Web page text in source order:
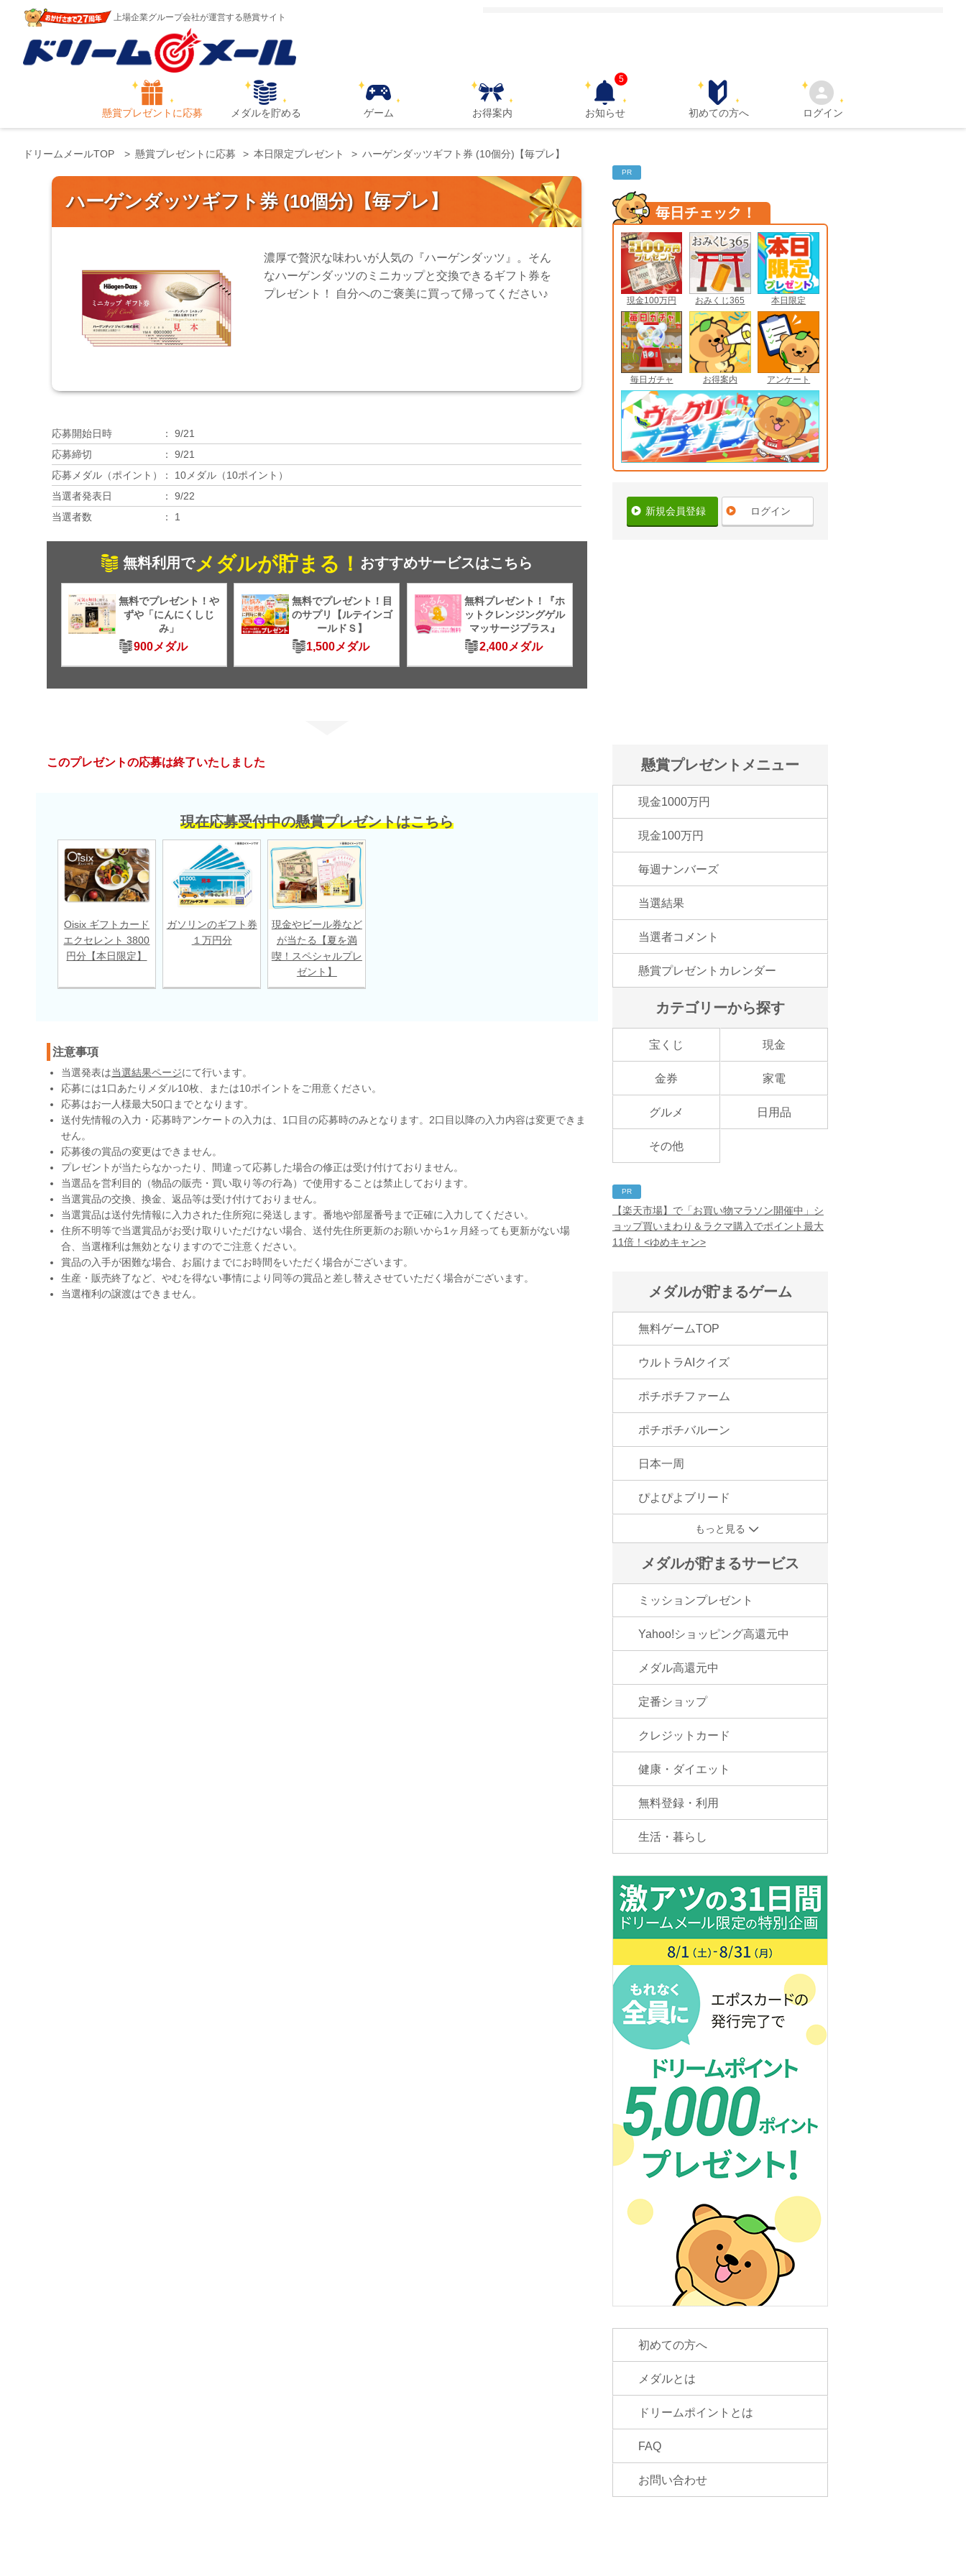
上場企業グループ会社が運営する懸賞サイト
懸賞プレゼントに応募 メダルを貯める ゲーム お得案内 お知らせ
5
初めての方へ ログイン
ドリームメールTOP 懸賞プレゼントに応募 本日限定プレゼント ハーゲンダッツギフト券 (10個分)【毎プレ】
ハーゲンダッツギフト券 (10個分)【毎プレ】
濃厚で贅沢な味わいが人気の『ハーゲンダッツ』。そん
なハーゲンダッツのミニカップと交換できるギフト券を
プレゼント！ 自分へのご褒美に買って帰ってください♪
応募開始日時
9/21
応募締切
9/21
応募メダル（ポイント）
10メダル（10ポイント）
当選者発表日
9/22
当選者数
1
無料利用でメダルが貯まる！ おすすめサービスはこちら
無料でプレゼント！や
ずや「にんにくしじ
み」
900メダル
無料でプレゼント！目
のサプリ【ルテインゴ
ールドＳ】
1,500メダル
無料プレゼント！『ホ
ットクレンジングゲル
マッサージプラス』
2,400メダル
このプレゼントの応募は終了いたしました
現在応募受付中の懸賞プレゼントはこちら
Oisix ギフトカード
エクセレント 3800
円分【本日限定】
ガソリンのギフト券
１万円分
現金やビール券など
が当たる【夏を満
喫！スペシャルプレ
ゼント】
注意事項
当選発表は当選結果ページにて行います。
応募には1口あたりメダル10枚、または10ポイントをご用意ください。
応募はお一人様最大50口までとなります。
送付先情報の入力・応募時アンケートの入力は、1口目の応募時のみとなります。2口目以降の入力内容は変更できま
せん。
応募後の賞品の変更はできません。
プレゼントが当たらなかったり、間違って応募した場合の修正は受け付けておりません。
当選品を営利目的（物品の販売・買い取り等の行為）で使用することは禁止しております。
当選賞品の交換、換金、返品等は受け付けておりません。
当選賞品は送付先情報に入力された住所宛に発送します。番地や部屋番号まで正確に入力してください。
住所不明等で当選賞品がお受け取りいただけない場合、送付先住所更新のお願いから1ヶ月経っても更新がない場
合、当選権利は無効となりますのでご注意ください。
賞品の入手が困難な場合、お届けまでにお時間をいただく場合がございます。
生産・販売終了など、やむを得ない事情により同等の賞品と差し替えさせていただく場合がございます。
当選権利の譲渡はできません。
PR
毎日チェック！
現金100万円 おみくじ365 本日限定
毎日ガチャ お得案内 アンケート
新規会員登録 ログイン
懸賞プレゼントメニュー
現金1000万円
現金100万円
毎週ナンバーズ
当選結果
当選者コメント
懸賞プレゼントカレンダー
カテゴリーから探す
宝くじ 現金
金券 家電
グルメ 日用品
その他
PR
【楽天市場】で「お買い物マラソン開催中」シ
ョップ買いまわり＆ラクマ購入でポイント最大
11倍！<ゆめキャン>
メダルが貯まるゲーム
無料ゲームTOP
ウルトラAIクイズ
ポチポチファーム
ポチポチバルーン
日本一周
ぴよぴよブリード
もっと見る
メダルが貯まるサービス
ミッションプレゼント
Yahoo!ショッピング高還元中
メダル高還元中
定番ショップ
クレジットカード
健康・ダイエット
無料登録・利用
生活・暮らし
初めての方へ
メダルとは
ドリームポイントとは
FAQ
お問い合わせ